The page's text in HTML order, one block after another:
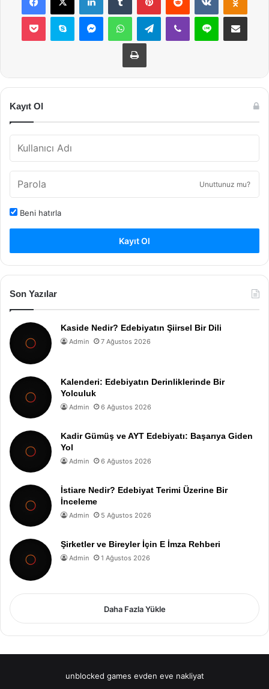
Pocket Skype MessengerWhatsAppTelegramViber Line E-Posta ile
Yazdır
Kayıt Ol
Unuttunuz mu?
Beni hatırla
Kayıt Ol
Son Yazılar
Kaside Nedir? Edebiyatın Şiirsel Bir Dili
Admin 7 Ağustos 2026
Kalenderi: Edebiyatın Derinliklerinde Bir
Yolculuk
Admin 6 Ağustos 2026
Kadir Gümüş ve AYT Edebiyatı: Başarıya Giden
Yol
Admin 6 Ağustos 2026
İstiare Nedir? Edebiyat Terimi Üzerine Bir
İnceleme
Admin 5 Ağustos 2026
Şirketler ve Bireyler İçin E İmza Rehberi
Admin 1 Ağustos 2026
Daha Fazla Yükle
unblocked games evden eve nakliyat